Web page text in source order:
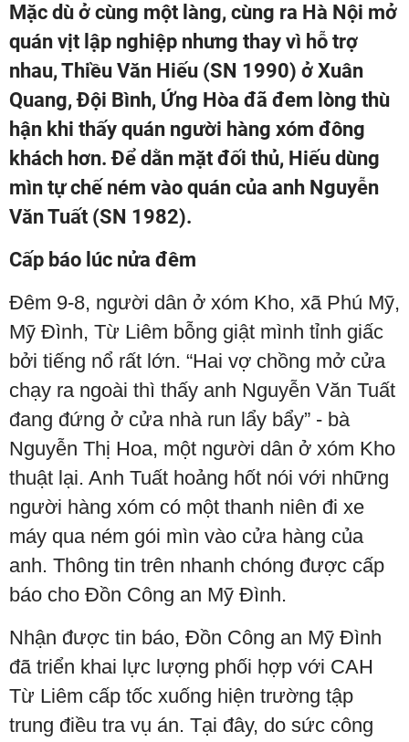
Mặc dù ở cùng một làng, cùng ra Hà Nội mở
quán vịt lập nghiệp nhưng thay vì hỗ trợ
nhau, Thiều Văn Hiếu (SN 1990) ở Xuân
Quang, Đội Bình, Ứng Hòa đã đem lòng thù
hận khi thấy quán người hàng xóm đông
khách hơn. Để dằn mặt đối thủ, Hiếu dùng
mìn tự chế ném vào quán của anh Nguyễn
Văn Tuất (SN 1982).
Cấp báo lúc nửa đêm
Đêm 9-8, người dân ở xóm Kho, xã Phú Mỹ,
Mỹ Đình, Từ Liêm bỗng giật mình tỉnh giấc
bởi tiếng nổ rất lớn. “Hai vợ chồng mở cửa
chạy ra ngoài thì thấy anh Nguyễn Văn Tuất
đang đứng ở cửa nhà run lẩy bẩy” - bà
Nguyễn Thị Hoa, một người dân ở xóm Kho
thuật lại. Anh Tuất hoảng hốt nói với những
người hàng xóm có một thanh niên đi xe
máy qua ném gói mìn vào cửa hàng của
anh. Thông tin trên nhanh chóng được cấp
báo cho Đồn Công an Mỹ Đình.
Nhận được tin báo, Đồn Công an Mỹ Đình
đã triển khai lực lượng phối hợp với CAH
Từ Liêm cấp tốc xuống hiện trường tập
trung điều tra vụ án. Tại đây, do sức công